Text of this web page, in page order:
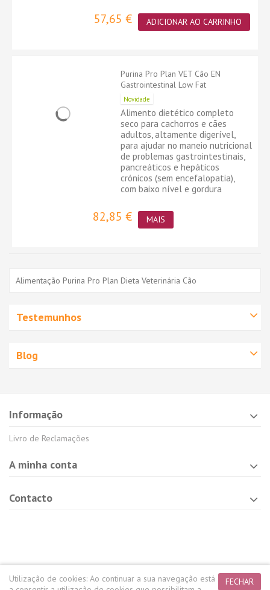
57,65 € ADICIONAR AO CARRINHO
Purina Pro Plan VET Cão EN
Gastrointestinal Low Fat
Novidade
Alimento dietético completo
seco para cachorros e cães
adultos, altamente digerível,
para ajudar no maneio nutricional
de problemas gastrointestinais,
pancreáticos e hepáticos
crónicos (sem encefalopatia),
com baixo nível e gordura
82,85 € MAIS
Alimentação Purina Pro Plan Dieta Veterinária Cão
Testemunhos
Blog
Informação
Livro de Reclamações
A minha conta
Contacto
FECHAR
Utilização de cookies: Ao continuar a sua navegação está